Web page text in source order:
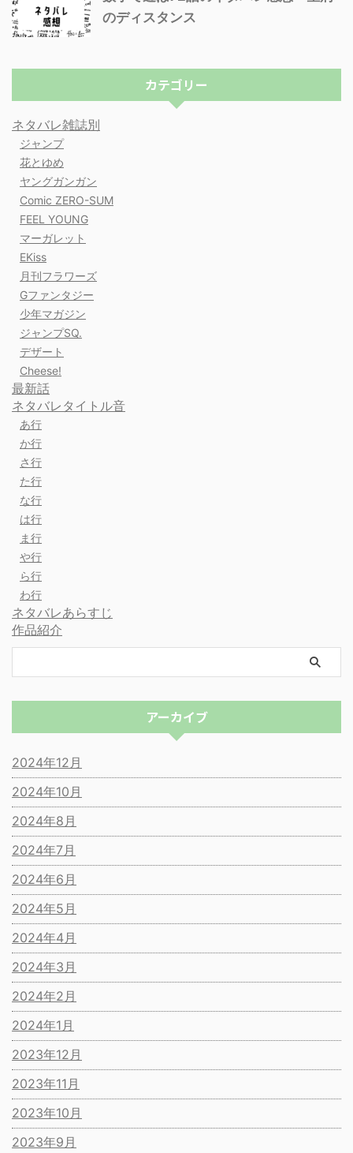
のディスタンス
カテゴリー
ネタバレ雑誌別
ジャンプ
花とゆめ
ヤングガンガン
Comic ZERO-SUM
FEEL YOUNG
マーガレット
EKiss
月刊フラワーズ
Gファンタジー
少年マガジン
ジャンプSQ.
デザート
Cheese!
最新話
ネタバレタイトル音
あ行
か行
さ行
た行
な行
は行
ま行
や行
ら行
わ行
ネタバレあらすじ
作品紹介
アーカイブ
2024年12月
2024年10月
2024年8月
2024年7月
2024年6月
2024年5月
2024年4月
2024年3月
2024年2月
2024年1月
2023年12月
2023年11月
2023年10月
2023年9月